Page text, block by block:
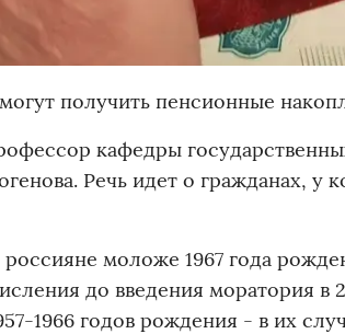
получить пенсионные
кафедры
Речь идет о гражданах, у
моложе 1967 года
до введения моратория в
1966 годов рождения - в их